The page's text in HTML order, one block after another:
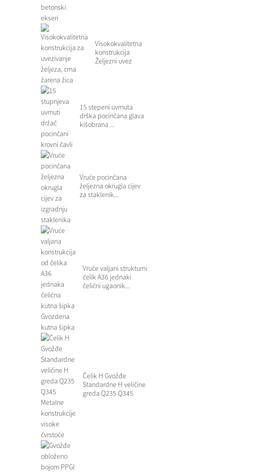
Visokokvalitetna
konstrukcija
Željezni uvez
15 stepeni uvrnuta
drška pocinčana glava
kišobrana ...
Vruće pocinčana
željezna okrugla cijev
za staklenik...
Vruće valjani strukturni
čelik A36 jednaki
čelični ugaonik...
Čelik H Gvožđe
Standardne H veličine
greda Q235 Q345